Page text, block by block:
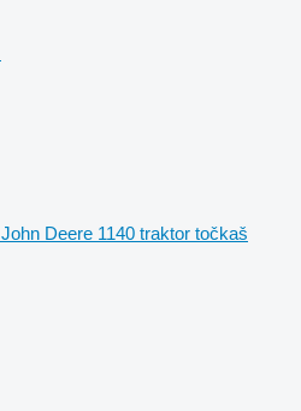
John Deere 1140 traktor točkaš